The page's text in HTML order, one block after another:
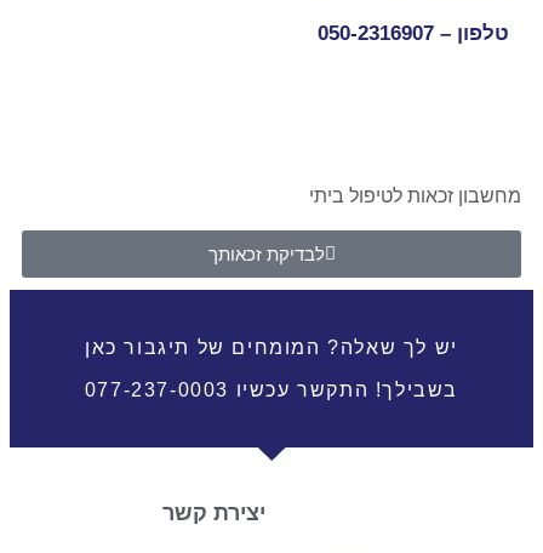
טלפון – 050-2316907
מחשבון זכאות לטיפול ביתי
לבדיקת זכאותך
יש לך שאלה? המומחים של תיגבור כאן
בשבילך! התקשר עכשיו 077-237-0003
יצירת קשר